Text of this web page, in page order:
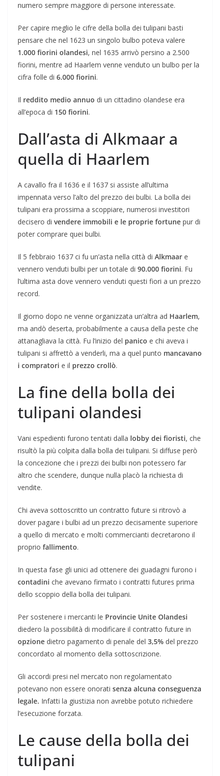
numero sempre maggiore di persone interessate.
Per capire meglio le cifre della bolla dei tulipani basti
pensare che nel 1623 un singolo bulbo poteva valere
1.000 fiorini olandesi, nel 1635 arrivò persino a 2.500
fiorini, mentre ad Haarlem venne venduto un bulbo per la
cifra folle di 6.000 fiorini.
Il reddito medio annuo di un cittadino olandese era
all’epoca di 150 fiorini.
Dall’asta di Alkmaar a
quella di Haarlem
A cavallo fra il 1636 e il 1637 si assiste all’ultima
impennata verso l’alto del prezzo dei bulbi. La bolla dei
tulipani era prossima a scoppiare, numerosi investitori
decisero di vendere immobili e le proprie fortune pur di
poter comprare quei bulbi.
Il 5 febbraio 1637 ci fu un’asta nella città di Alkmaar e
vennero venduti bulbi per un totale di 90.000 fiorini. Fu
l’ultima asta dove vennero venduti questi fiori a un prezzo
record.
Il giorno dopo ne venne organizzata un’altra ad Haarlem,
ma andò deserta, probabilmente a causa della peste che
attanagliava la città. Fu l’inizio del panico e chi aveva i
tulipani si affrettò a venderli, ma a quel punto mancavano
i compratori e il prezzo crollò.
La fine della bolla dei
tulipani olandesi
Vani espedienti furono tentati dalla lobby dei fioristi, che
risultò la più colpita dalla bolla dei tulipani. Si diffuse però
la concezione che i prezzi dei bulbi non potessero far
altro che scendere, dunque nulla placò la richiesta di
vendite.
Chi aveva sottoscritto un contratto future si ritrovò a
dover pagare i bulbi ad un prezzo decisamente superiore
a quello di mercato e molti commercianti decretarono il
proprio fallimento.
In questa fase gli unici ad ottenere dei guadagni furono i
contadini che avevano firmato i contratti futures prima
dello scoppio della bolla dei tulipani.
Per sostenere i mercanti le Provincie Unite Olandesi
diedero la possibilità di modificare il contratto future in
opzione dietro pagamento di penale del 3,5% del prezzo
concordato al momento della sottoscrizione.
Gli accordi presi nel mercato non regolamentato
potevano non essere onorati senza alcuna conseguenza
legale. Infatti la giustizia non avrebbe potuto richiedere
l’esecuzione forzata.
Le cause della bolla dei
tulipani